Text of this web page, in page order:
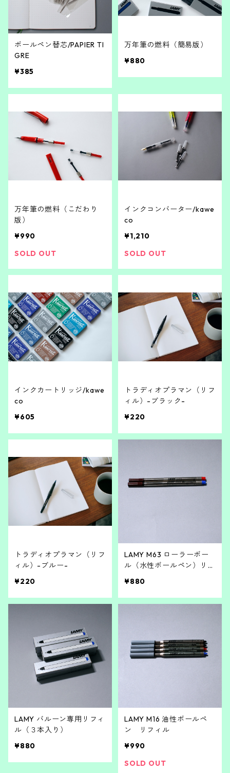
ボールペン替芯/PAPIER TI
GRE
¥385
万年筆の燃料（簡易版）
¥880
万年筆の燃料（こだわり
版）
¥990
SOLD OUT
インクコンバーター/kawe
co
¥1,210
SOLD OUT
インクカートリッジ/kawe
co
¥605
トラディオプラマン（リフ
ィル）-ブラック-
¥220
トラディオプラマン（リフ
ィル）-ブルー-
¥220
LAMY M63 ローラーボー
ル（水性ボールペン）リフ
¥880
LAMY バルーン専用リフィ
ル（３本入り）
¥880
LAMY M16 油性ボールペ
ン リフィル
¥990
SOLD OUT